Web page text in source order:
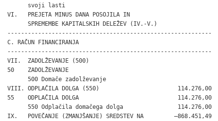
      svoji lasti
VI.   PREJETA MINUS DANA POSOJILA IN
      SPREMEMBE KAPITALSKIH DELEŽEV (IV.-V.)
------------------------------------------------------------
C. RAČUN FINANCIRANJA
------------------------------------------------------------
VII.  ZADOLŽEVANJE (500)
50    ZADOLŽEVANJE
      500 Domače zadolževanje
VIII. ODPLAČILA DOLGA (550)                       114.276,00
55    ODPLAČILA DOLGA                             114.276,00
      550 Odplačila domačega dolga                114.276,00
IX.   POVEČANJE (ZMANJŠANJE) SREDSTEV NA         –868.451,49